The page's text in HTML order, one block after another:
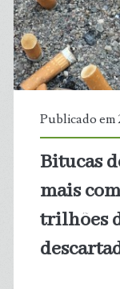
Publicado em
Bitucas
mais
trilhões